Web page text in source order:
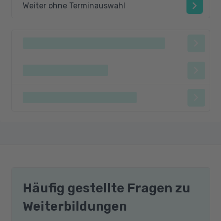
Weiter ohne Terminauswahl
Häufig gestellte Fragen zu
Weiterbildungen